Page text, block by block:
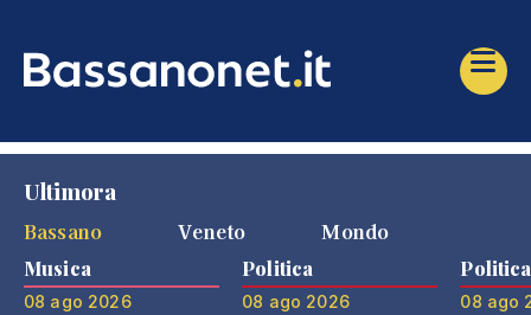
Ultimora
Bassano
Veneto Mondo
Musica
08 ago 2026
Politica
08 ago 2026
Politica
08 ago